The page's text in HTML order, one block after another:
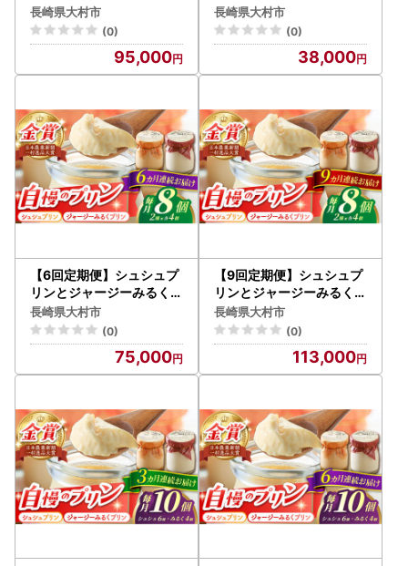
リンセット 6個/月（計54
個）/ プリン スイーツ ミル
ク ジャージ～牛乳 / 大村市
/ おおむら夢ファームシュ
シュ [ACAA314]
長崎県大村市
(0)
95,000
リンセット 8個/月（計24
個）/ プリン スイーツ ミル
ク ジャージ～牛乳 / 大村市
/ おおむら夢ファームシュ
シュ [ACAA316]
長崎県大村市
(0)
38,000
【6回定期便】シュシュプ
リンとジャージーみるくプ
リンセット 8個/月（計48
個）/ プリン スイーツ ミル
ク ジャージ～牛乳 / 大村市
/ おおむら夢ファームシュ
シュ [ACAA317]
長崎県大村市
(0)
75,000
【9回定期便】シュシュプ
リンとジャージーみるくプ
リンセット 8個/月（計72
個）/ プリン スイーツ ミル
ク ジャージ～牛乳 / 大村市
/ おおむら夢ファームシュ
シュ [ACAA318]
長崎県大村市
(0)
113,000